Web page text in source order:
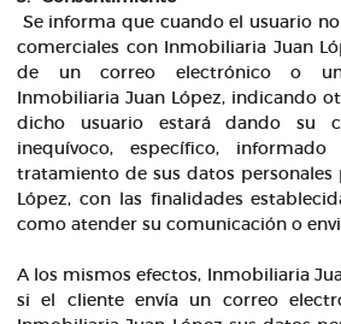
Se informa que cuando el usuario
comerciales con Inmobiliaria Juan
de un correo electrónico o
Inmobiliaria Juan López, indicando
dicho usuario estará dando su
inequívoco, específico,
tratamiento de sus datos
López, con las finalidades
como atender su comunicación o
A los mismos efectos, Inmobiliaria
si el cliente envía un correo